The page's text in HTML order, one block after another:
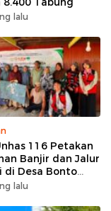
lalu
116 Petakan
Banjir dan Jalur
di Desa Bonto
lalu